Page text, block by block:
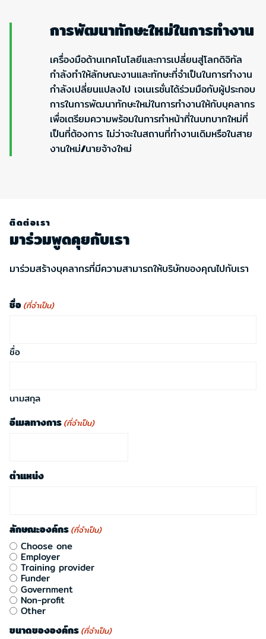
การพัฒนาทักษะใหม่ในการทำงาน
เครื่องมือด้านเทคโนโลยีและการเปลี่ยนสู่โลกดิจิทัล
กำลังทำให้ลักษณะงานและทักษะที่จำเป็นในการทำงาน
กำลังเปลี่ยนแปลงไป เจเนเรชั่นได้ร่วมมือกับผู้ประกอบ
การในการพัฒนาทักษะใหม่ในการทำงานให้กับบุคลากร
เพื่อเตรียมความพร้อมในการทำหน้าที่ในบทบาทใหม่ที่
เป็นที่ต้องการ ไม่ว่าจะในสถานที่ทำงานเดิมหรือในสาย
งานใหม่/นายจ้างใหม่
ติดต่อเรา
มาร่วมพูดคุยกับเรา
มาร่วมสร้างบุคลากรที่มีความสามารถให้บริษัทของคุณไปกับเรา
ชื่อ (ที่จำเป็น)
ชื่อ
นามสกุล
อีเมลทางการ (ที่จำเป็น)
ตำแหน่ง
ลักษณะองค์กร (ที่จำเป็น)
Choose one
Employer
Training provider
Funder
Government
Non-profit
Other
ขนาดขององค์กร (ที่จำเป็น)